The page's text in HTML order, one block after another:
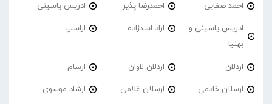
احمد صفایی احمدرضا پذیر ادریس یاسینی
ادریس یاسینی و
بهنیا
اراد اسدزاده اراسپ
اردلان اردلان لاوان ارسام
ارسلان خادمی ارسلان غلامی ارشاد موسوی